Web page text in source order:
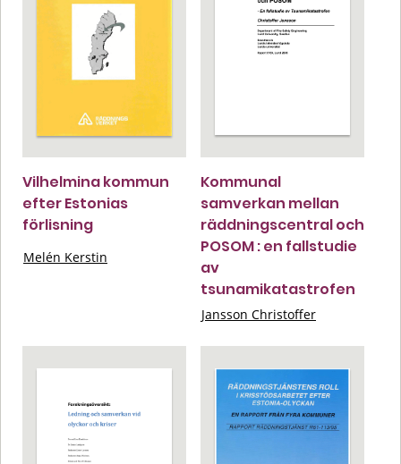
Vilhelmina kommun
efter Estonias
förlisning
Melén Kerstin
Kommunal
samverkan mellan
räddningscentral och
POSOM : en fallstudie
av
tsunamikatastrofen
Jansson Christoffer